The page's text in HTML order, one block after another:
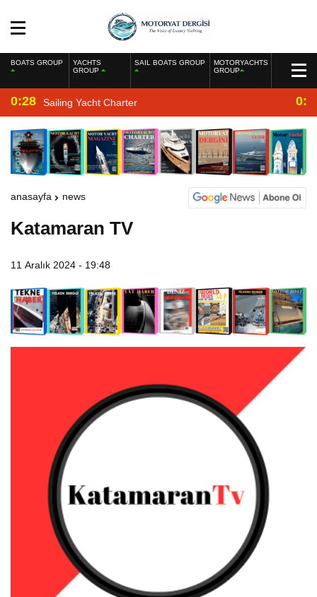
BOATS GROUP
YACHTS
GROUP
SAIL BOATS GROUP
MOTORYACHTS
GROUP
0:28 Sailing Yacht Charter
anasayfa news
Katamaran TV
11 Aralık 2024 - 19:48